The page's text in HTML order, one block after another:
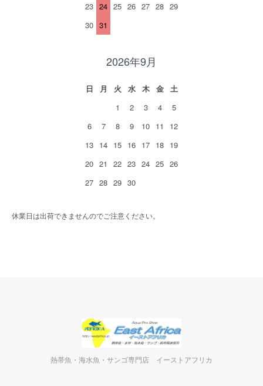
23 24 25 26 27 28 29
30 31
2026年9月
日 月 火 水 木 金
土
1
2 3 4
5
6
7 8 9 10 11
12
13 14 15 16 17 18 19
20 21 22 23 24 25 26
27 28 29 30
休業日は出荷できませんのでご注意ください。
熱帯魚・海水魚・サンゴ専門店 イーストアフリカ